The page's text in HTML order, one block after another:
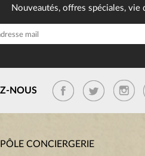
Nouveautés, offres spéciales, vie
NOUS
CONCIERGERIE